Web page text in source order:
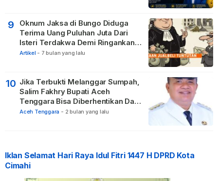
9
Oknum Jaksa di Bungo Diduga
Terima Uang Puluhan Juta Dari
Isteri Terdakwa Demi Ringankan
Hukuman
Artikel - 7 bulan yang lalu
10 Jika Terbukti Melanggar Sumpah,
Salim Fakhry Bupati Aceh
Tenggara Bisa Diberhentikan Dari
Jabatannya
Aceh Tenggara - 2 bulan yang lalu
Iklan Selamat Hari Raya Idul Fitri 1447 H DPRD Kota
Cimahi